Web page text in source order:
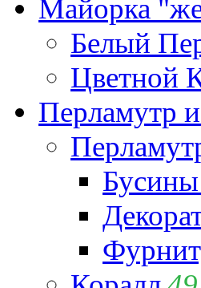
Майорка
Белый
Цветной
Перламутр